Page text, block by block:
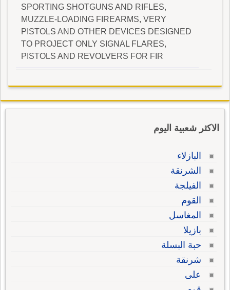
SPORTING SHOTGUNS AND RIFLES,
MUZZLE-LOADING FIREARMS, VERY
PISTOLS AND OTHER DEVICES DESIGNED
TO PROJECT ONLY SIGNAL FLARES,
PISTOLS AND REVOLVERS FOR FIR
الاكثر شعبية اليوم
البازلاء
الشرنقة
الفيلجة
القوم
المغاسل
بازيلا
حبة البسلة
شرنقة
على